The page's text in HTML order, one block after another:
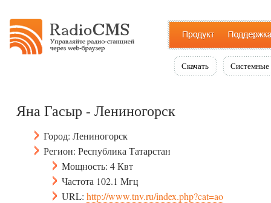
Скачать Системные
Яна Гасыр - Лениногорск
Город: Лениногорск
Регион: Республика Татарстан
Мощность: 4 Квт
Частота 102.1 Мгц
URL: http://www.tnv.ru/index.php?cat=ao